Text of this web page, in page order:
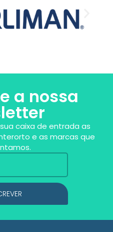
a nossa
caixa de entrada as
e as marcas que